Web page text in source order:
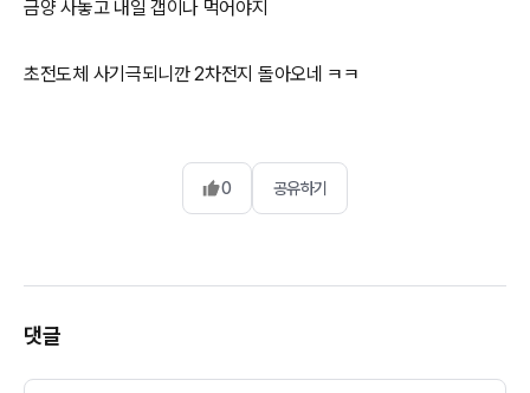
금양 사놓고 내일 갭이나 먹어야지
초전도체 사기극되니깐 2차전지 돌아오네 ㅋㅋ
0 공유하기
댓글